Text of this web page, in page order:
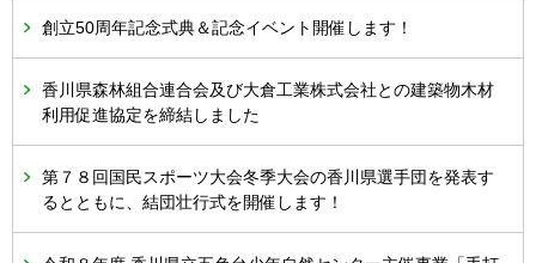
創立50周年記念式典＆記念イベント開催します！
香川県森林組合連合会及び大倉工業株式会社との建築物木材
利用促進協定を締結しました
第７８回国民スポーツ大会冬季大会の香川県選手団を発表す
るとともに、結団壮行式を開催します！